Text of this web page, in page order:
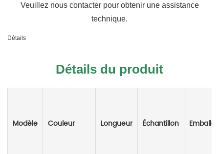
Veuillez nous contacter pour obtenir une assistance
technique.
Détails
Détails du produit
Modèle Couleur Longueur Échantillon Emballer